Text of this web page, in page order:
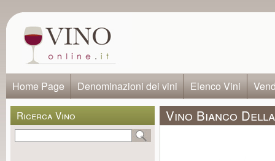
Home Page Denominazioni dei vini Elenco Vini
Ricerca Vino Vino Bianco